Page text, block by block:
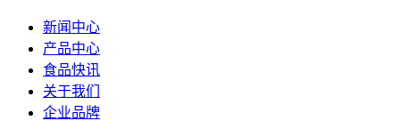
新闻中心
产品中心
食品快讯
关于我们
企业品牌